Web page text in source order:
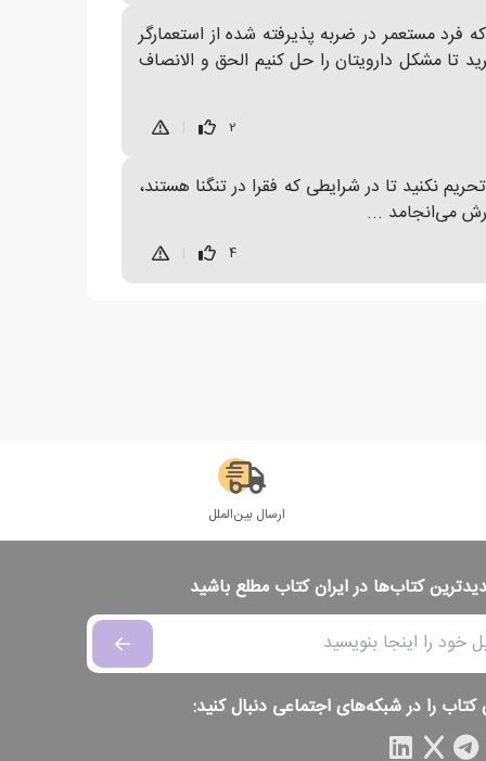
فرد مستعمر در ضربه پذیرفته شده از استعمارگر
تا مشکل دارویتان را حل کنیم الحق و الانصاف
2
نکنید تا در شرایطی که فقرا در تنگنا هستند،
می‌انجامد ...
4
ارسال بین‌الملل
کتاب‌ها در ایران کتاب مطلع باشید
کتاب را در شبکه‌های اجتماعی دنبال کنید: